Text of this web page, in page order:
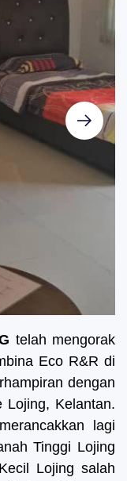
telah mengorak
Eco R&R di
dengan
Lojing, Kelantan.
lagi
Tinggi Lojing
Lojing salah